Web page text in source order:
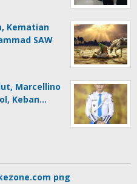
Kematian
SAW
Marcellino
Keban…